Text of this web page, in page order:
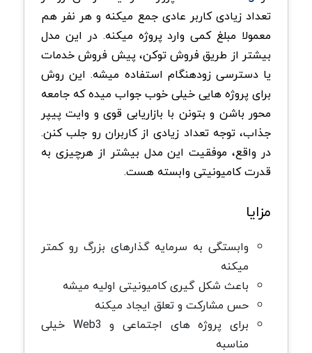
تعداد زیادی کاربر عادی جمع میکنه و هر نفر هم
معمولا مبلغ کمی وارد پروژه میکنه. در این مدل
بیشتر از طریق فروش توکن، پیش فروش خدمات
یا دسترسی زودهنگام استفاده میشه. این روش
برای پروژه هایی خیلی خوب جواب میده که جامعه
محور باشن و بتونن با بازاریابی قوی و وایت پیپر
جذاب، توجه تعداد زیادی از کاربران رو جلب کنن.
در واقع، موفقیت این مدل بیشتر از هرچیزی به
قدرت کامیونیتی وابسته هست.
مزایا
وابستگی به سرمایه گذارهای بزرگ رو کمتر
میکنه
باعث شکل گیری کامیونیتی اولیه میشه
حس مشارکت و تعلق ایجاد میکنه
برای پروژه های اجتماعی و Web3 خیلی
مناسبه